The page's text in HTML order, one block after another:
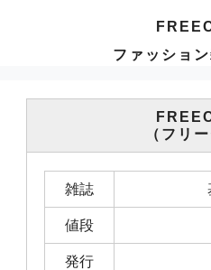
ファッショ
（フリ
雑誌
値段
発行